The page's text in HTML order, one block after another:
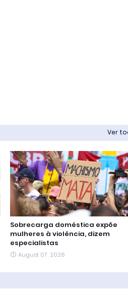
Ver
Sobrecarga doméstica expõe
mulheres à violência, dizem
especialistas
August 07, 2026